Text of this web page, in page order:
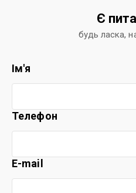
Є
будь ласка,
Ім'я
Телефон
E-mail